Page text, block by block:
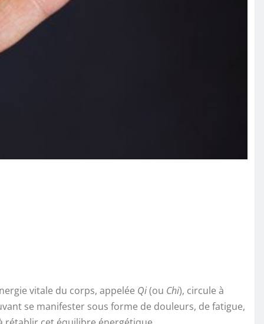
vitale du corps, appelée Qi(ou Chi), circule à
se manifester sous forme de douleurs, de fatigue,